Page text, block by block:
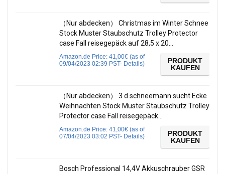
（Nur abdecken） Christmas im Winter Schnee
Stock Muster Staubschutz Trolley Protector
case Fall reisegepäck auf 28,5 x 20…
Amazon.de Price: 41,00€ (as of
09/04/2023 02:39 PST- Details)
PRODUKT
KAUFEN
（Nur abdecken） 3 d schneemann sucht Ecke
Weihnachten Stock Muster Staubschutz Trolley
Protector case Fall reisegepäck…
Amazon.de Price: 41,00€ (as of
07/04/2023 03:02 PST- Details)
PRODUKT
KAUFEN
Bosch Professional 14,4V Akkuschrauber GSR